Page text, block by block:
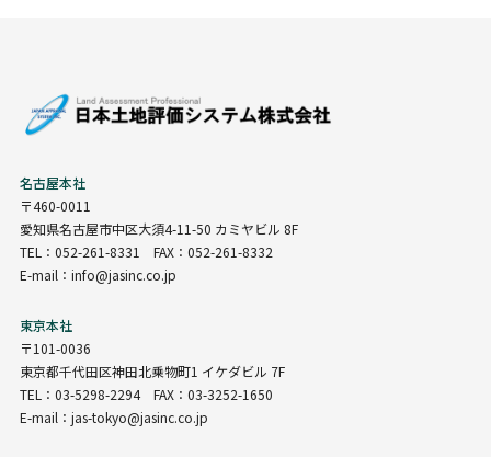
名古屋本社
〒460-0011
愛知県名古屋市中区大須4-11-50 カミヤビル 8F
TEL：052-261-8331 FAX：052-261-8332
E-mail：info@jasinc.co.jp
東京本社
〒101-0036
東京都千代田区神田北乗物町1 イケダビル 7F
TEL：03-5298-2294 FAX：03-3252-1650
E-mail：jas-tokyo@jasinc.co.jp